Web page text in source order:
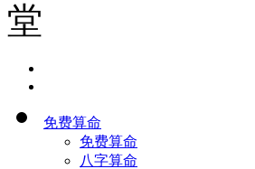
免费算命
免费算命
八字算命